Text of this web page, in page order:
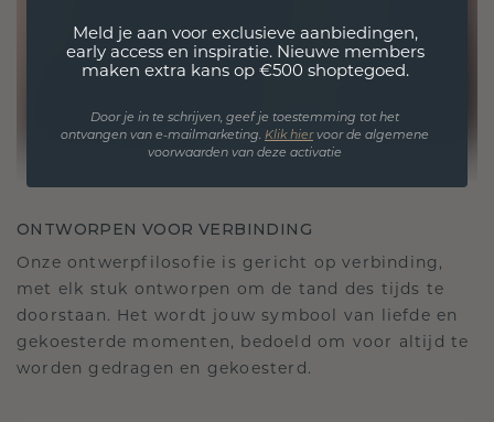
ONTWORPEN VOOR VERBINDING
Onze ontwerpfilosofie is gericht op verbinding,
met elk stuk ontworpen om de tand des tijds te
doorstaan. Het wordt jouw symbool van liefde en
gekoesterde momenten, bedoeld om voor altijd te
worden gedragen en gekoesterd.
Meld je aan voor exclusieve aanbiedingen,
early access en inspiratie. Nieuwe members
maken extra kans op €500 shoptegoed.
Door je in te schrijven, geef je toestemming tot het
ontvangen van e-mailmarketing. Klik hiervoor de algemene
voorwaarden van deze activatie